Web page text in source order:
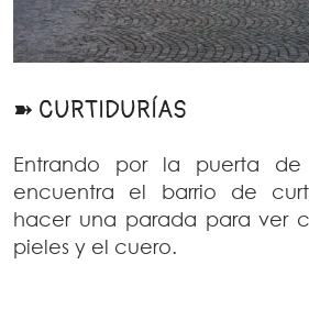
➽ CURTIDURÍAS
Entrando por la puerta
encuentra el barrio de
hacer una parada para ver
pieles y el cuero.